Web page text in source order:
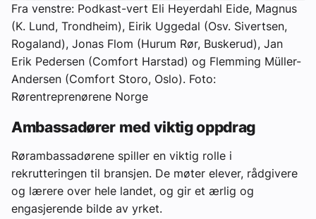
Fra venstre: Podkast-vert Eli Heyerdahl Eide, Magnus
(K. Lund, Trondheim), Eirik Uggedal (Osv. Sivertsen,
Rogaland), Jonas Flom (Hurum Rør, Buskerud), Jan
Erik Pedersen (Comfort Harstad) og Flemming Müller-
Andersen (Comfort Storo, Oslo). Foto:
Rørentreprenørene Norge
Ambassadører med viktig oppdrag
Rørambassadørene spiller en viktig rolle i
rekrutteringen til bransjen. De møter elever, rådgivere
og lærere over hele landet, og gir et ærlig og
engasjerende bilde av yrket.